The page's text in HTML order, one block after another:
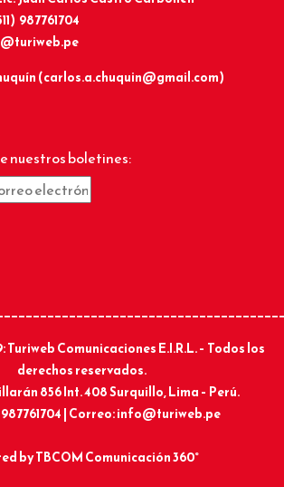
987761704
(carlos.a.chuquin@gmail.com)
nuestros boletines:
Comunicaciones E.I.R.L. – Todos los
derechos reservados.
856 Int. 408 Surquillo, Lima – Perú.
987761704 | Correo: info@turiweb.pe
byTBCOM Comunicación 360°